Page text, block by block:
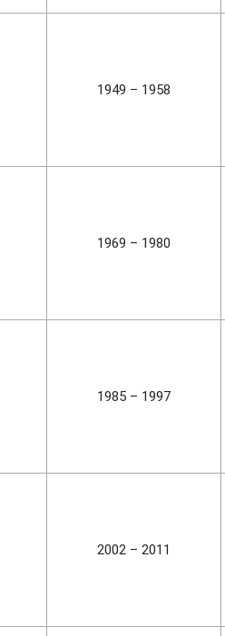
1949 – 1958
1969 – 1980
1985 – 1997
2002 – 2011